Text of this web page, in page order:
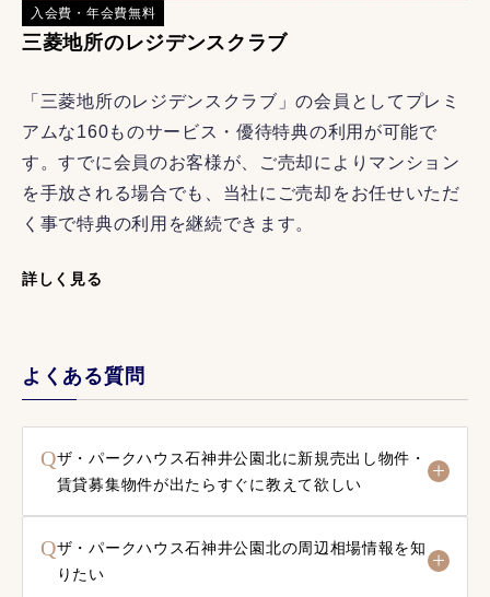
入会費・年会費無料
三菱地所のレジデンスクラブ
「三菱地所のレジデンスクラブ」の会員としてプレミ
アムな160ものサービス・優待特典の利用が可能で
す。すでに会員のお客様が、ご売却によりマンション
を手放される場合でも、当社にご売却をお任せいただ
く事で特典の利用を継続できます。
詳しく見る
よくある質問
Qザ・パークハウス石神井公園北に新規売出し物件・
賃貸募集物件が出たらすぐに教えて欲しい
Qザ・パークハウス石神井公園北の周辺相場情報を知
りたい